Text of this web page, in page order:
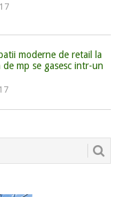
moderne de retail la
mp se gasesc intr-un